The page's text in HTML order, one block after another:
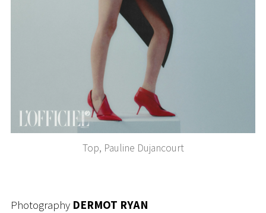
Top, Pauline Dujancourt
Photography DERMOT RYAN